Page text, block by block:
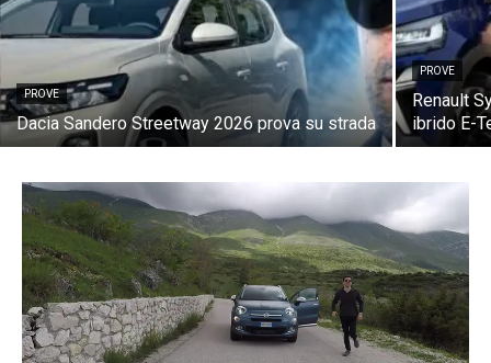
PROVE
Dacia Sandero Streetway 2026 prova su strada
PROVE
Renault
ibrido E-